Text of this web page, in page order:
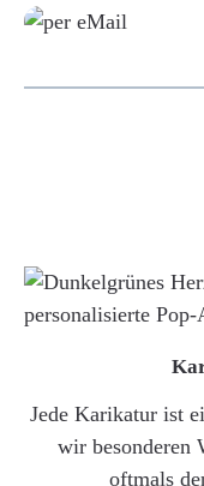
Jede Karikatur ist
wir besonderen
oftmals